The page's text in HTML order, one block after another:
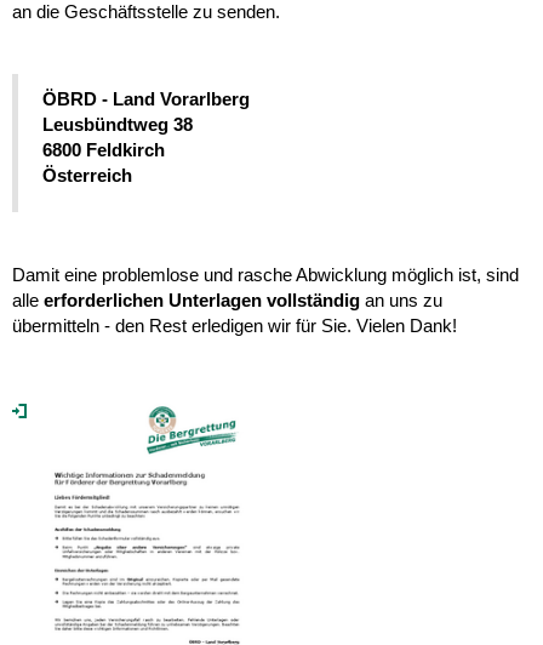
an die Geschäftsstelle zu senden.
ÖBRD - Land Vorarlberg
Leusbündtweg 38
6800 Feldkirch
Österreich
Damit eine problemlose und rasche Abwicklung möglich ist, sind
alle erforderlichen Unterlagen vollständig an uns zu
übermitteln - den Rest erledigen wir für Sie. Vielen Dank!